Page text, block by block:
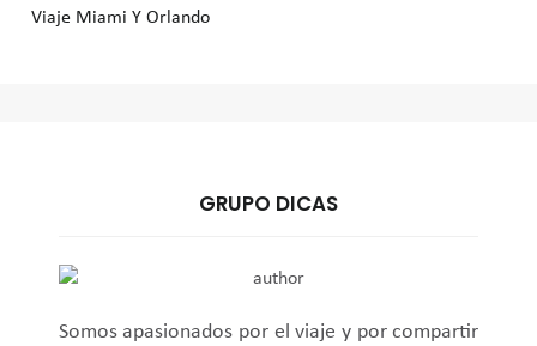
Viaje Miami Y Orlando
GRUPO DICAS
Somos apasionados por el viaje y por compartir